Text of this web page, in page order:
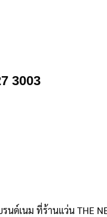
3003
นด์เนม ที่ร้านแว่น THE